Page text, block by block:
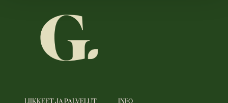
LIIKKEET JA PALVELUT INFO